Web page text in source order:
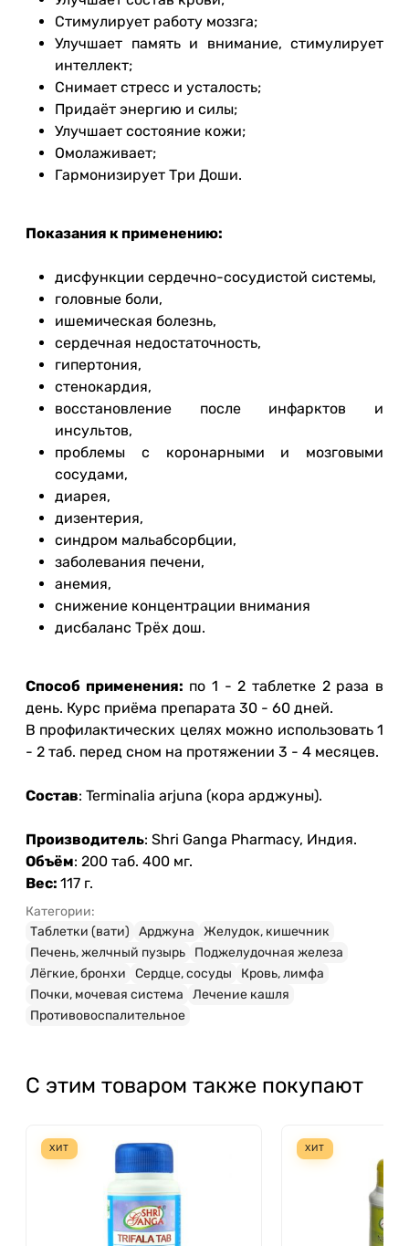
Стимулирует работу моззга;
Улучшает память и внимание, стимулирует
интеллект;
Снимает стресс и усталость;
Придаёт энергию и силы;
Улучшает состояние кожи;
Омолаживает;
Гармонизирует Три Доши.
Показания к применению:
дисфункции сердечно-сосудистой системы,
головные боли,
ишемическая болезнь,
сердечная недостаточность,
гипертония,
стенокардия,
восстановление после инфарктов и
инсультов,
проблемы с коронарными и мозговыми
сосудами,
диарея,
дизентерия,
синдром мальабсорбции,
заболевания печени,
анемия,
снижение концентрации внимания
дисбаланс Трёх дош.
Способ применения: по 1 - 2 таблетке 2 раза в
день. Курс приёма препарата 30 - 60 дней.
В профилактических целях можно использовать 1
- 2 таб. перед сном на протяжении 3 - 4 месяцев.
Состав: Terminalia arjuna (кора арджуны).
Производитель: Shri Ganga Pharmacy, Индия.
Объём: 200 таб. 400 мг.
Веc: 117 г.
Категории:
Таблетки (вати)
Арджуна
Желудок, кишечник
Печень, желчный пузырь
Поджелудочная железа
Лёгкие, бронхи
Сердце, сосуды
Кровь, лимфа
Почки, мочевая система
Лечение кашля
Противовоспалительное
С этим товаром также покупают
ХИТ ХИТ